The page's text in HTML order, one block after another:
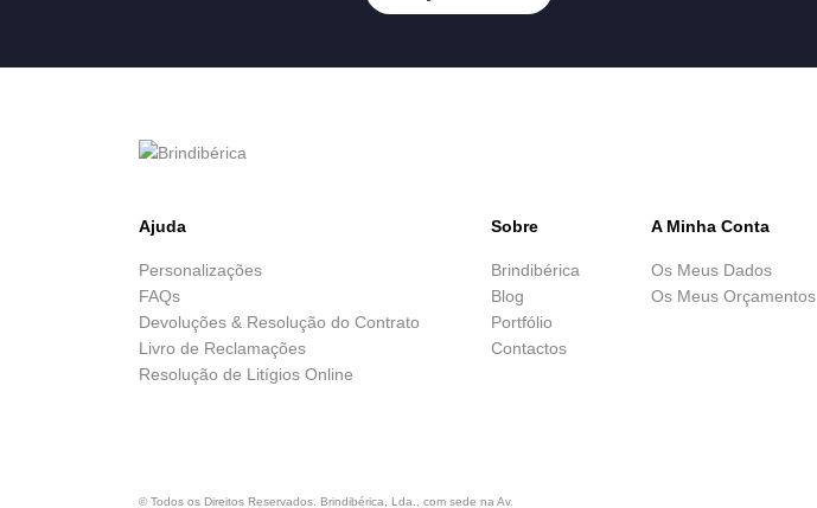
Ajuda
Personalizações
FAQs
Devoluções & Resolução do Contrato
Livro de Reclamações
Resolução de Litígios Online
Sobre
Brindibérica
Blog
Portfólio
Contactos
A Minha Conta
Os Meus Dados
Os Meus Orçamentos
© Todos os Direitos Reservados. Brindibérica, Lda., com sede na Av.